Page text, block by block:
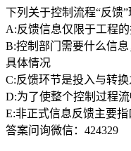
下列关于控制流程“反馈
A:反馈信息仅限于工程
B:控制部门需要什么信
具体情况
C:反馈环节是投入与转
D:为了使整个控制过程
E:非正式信息反馈主要
答案问询微信：424329